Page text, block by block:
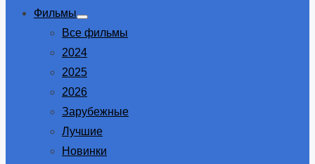
Фильмы
Show
sub
Все фильмы
2024
2025
2026
Зарубежные
Лучшие
Новинки